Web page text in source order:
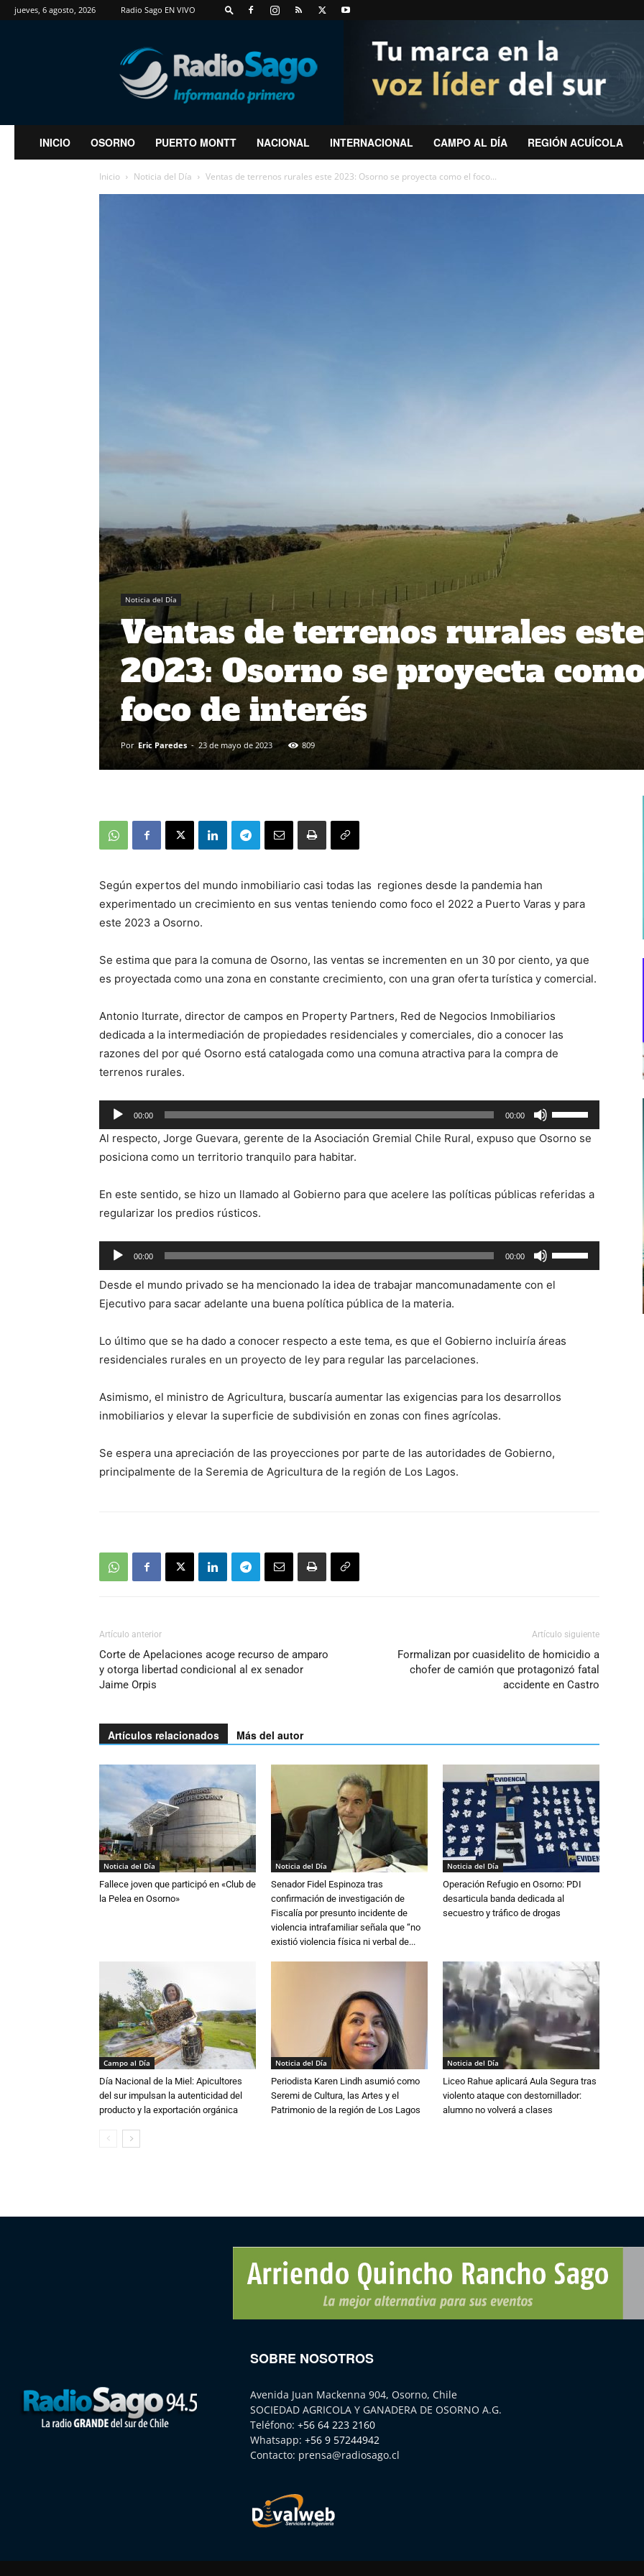
jueves, 6 agosto, 2026 Radio Sago EN VIVO
RadioSago
INICIO OSORNO PUERTO MONTT NACIONAL INTERNACIONAL CAMPO AL DÍA REGIÓN ACUÍCOLA
Inicio Noticia del Día Ventas de terrenos rurales este 2023: Osorno se proyecta como el foco...
Noticia del Día
Ventas de terrenos rurales este
2023: Osorno se proyecta
foco de interés
Por Eric Paredes - 23 de mayo de 2023 809
Según expertos del mundo inmobiliario casi todas las regiones desde la pandemia han
experimentado un crecimiento en sus ventas teniendo como foco el 2022 a Puerto Varas y para
este 2023 a Osorno.
Se estima que para la comuna de Osorno, las ventas se incrementen en un 30 por ciento, ya que
es proyectada como una zona en constante crecimiento, con una gran oferta turística y comercial.
Antonio Iturrate, director de campos en Property Partners, Red de Negocios Inmobiliarios
dedicada a la intermediación de propiedades residenciales y comerciales, dio a conocer las
razones del por qué Osorno está catalogada como una comuna atractiva para la compra de
terrenos rurales.
Reproductor
de
audio
00:00 00:00
las
teclas
arriba/abajo
aumentar
o
Al respecto, Jorge Guevara, gerente de la Asociación Gremial Chile Rural, expuso que Osorno se
posiciona como un territorio tranquilo para habitar.
En este sentido, se hizo un llamado al Gobierno para que acelere las políticas públicas referidas a
regularizar los predios rústicos.
Reproductor
de
audio
00:00 00:00
las
teclas
arriba/abajo
o
volumen.
Desde el mundo privado se ha mencionado la idea de trabajar mancomunadamente con el
Ejecutivo para sacar adelante una buena política pública de la materia.
Lo último que se ha dado a conocer respecto a este tema, es que el Gobierno incluiría áreas
residenciales rurales en un proyecto de ley para regular las parcelaciones.
Asimismo, el ministro de Agricultura, buscaría aumentar las exigencias para los desarrollos
inmobiliarios y elevar la superficie de subdivisión en zonas con fines agrícolas.
Se espera una apreciación de las proyecciones por parte de las autoridades de Gobierno,
principalmente de la Seremia de Agricultura de la región de Los Lagos.
Artículo anterior
Corte de Apelaciones acoge recurso de amparo
y otorga libertad condicional al ex senador
Jaime Orpis
Artículo siguiente
Formalizan por cuasidelito de homicidio a
chofer de camión que protagonizó fatal
accidente en Castro
Artículos relacionados Más del autor
Noticia del Día
Fallece joven que participó en «Club de
la Pelea en Osorno»
Noticia del Día
Senador Fidel Espinoza tras
confirmación de investigación de
Fiscalía por presunto incidente de
violencia intrafamiliar señala que “no
existió violencia física ni verbal de...
Noticia del Día
Operación Refugio en Osorno: PDI
desarticula banda dedicada al
secuestro y tráfico de drogas
Campo al Día
Día Nacional de la Miel: Apicultores
del sur impulsan la autenticidad del
producto y la exportación orgánica
Noticia del Día
Periodista Karen Lindh asumió como
Seremi de Cultura, las Artes y el
Patrimonio de la región de Los Lagos
Noticia del Día
Liceo Rahue aplicará Aula Segura tras
violento ataque con destornillador:
alumno no volverá a clases
SOBRE NOSOTROS
Avenida Juan Mackenna 904, Osorno, Chile
SOCIEDAD AGRICOLA Y GANADERA DE OSORNO A.G.
Teléfono: +56 64 223 2160
Whatsapp: +56 9 57244942
Contacto: prensa@radiosago.cl